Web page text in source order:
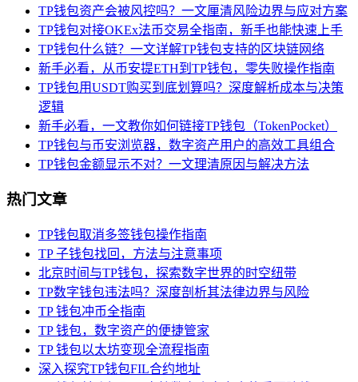
TP钱包资产会被风控吗？一文厘清风险边界与应对方案
TP钱包对接OKEx法币交易全指南，新手也能快速上手
TP钱包什么链？一文详解TP钱包支持的区块链网络
新手必看，从币安提ETH到TP钱包，零失败操作指南
TP钱包用USDT购买到底划算吗？深度解析成本与决策
逻辑
新手必看，一文教你如何链接TP钱包（TokenPocket）
TP钱包与币安浏览器，数字资产用户的高效工具组合
TP钱包金额显示不对？一文理清原因与解决方法
热门文章
TP钱包取消多签钱包操作指南
TP 子钱包找回，方法与注意事项
北京时间与TP钱包，探索数字世界的时空纽带
TP数字钱包违法吗？深度剖析其法律边界与风险
TP 钱包冲币全指南
TP 钱包，数字资产的便捷管家
TP 钱包以太坊变现全流程指南
深入探究TP钱包FIL合约地址